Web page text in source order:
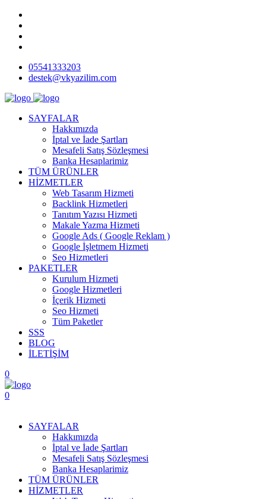
05541333203
destek@vkyazilim.com
SAYFALAR
Hakkımızda
İptal ve İade Şartları
Mesafeli Satış Sözleşmesi
Banka Hesaplarimiz
TÜM ÜRÜNLER
HİZMETLER
Web Tasarım Hizmeti
Backlink Hizmetleri
Tanıtım Yazısı Hizmeti
Makale Yazma Hizmeti
Google Ads ( Google Reklam )
Google İşletmem Hizmeti
Seo Hizmetleri
PAKETLER
Kurulum Hizmeti
Google Hizmetleri
İçerik Hizmeti
Seo Hizmeti
Tüm Paketler
SSS
BLOG
İLETİŞİM
0
0
SAYFALAR
Hakkımızda
İptal ve İade Şartları
Mesafeli Satış Sözleşmesi
Banka Hesaplarimiz
TÜM ÜRÜNLER
HİZMETLER